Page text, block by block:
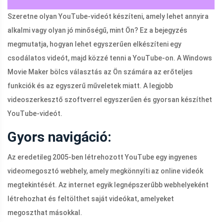
Szeretne olyan YouTube-videót készíteni, amely lehet annyira
alkalmi vagy olyan jó minőségű, mint Ön? Ez a bejegyzés
megmutatja, hogyan lehet egyszerűen elkészíteni egy
csodálatos videót, majd közzé tenni a YouTube-on. A Windows
Movie Maker bölcs választás az Ön számára az erőteljes
funkciók és az egyszerű műveletek miatt. A legjobb
videoszerkesztő szoftverrel egyszerűen és gyorsan készíthet
YouTube-videót.
Gyors navigáció:
Az eredetileg 2005-ben létrehozott YouTube egy ingyenes
videomegosztó webhely, amely megkönnyíti az online videók
megtekintését. Az internet egyik legnépszerűbb webhelyeként
létrehozhat és feltölthet saját videókat, amelyeket
megoszthat másokkal.